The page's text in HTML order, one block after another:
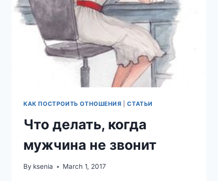
КАК ПОСТРОИТЬ ОТНОШЕНИЯ |СТАТЬИ
Что делать, когда
мужчина не звонит
By ksenia March 1, 2017